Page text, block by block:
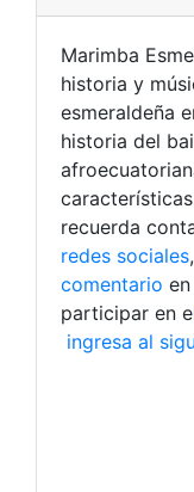
Marimba
historia y
esmeraldeña
historia del
recuerda
redes sociales
comentario
participar en
ingresa al